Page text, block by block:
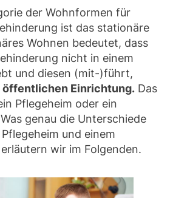
der Wohnformen für
ist das stationäre
Wohnen bedeutet, dass
nicht in einem
und diesen (mit-)führt,
öffentlichen Einrichtung. Das
Pflegeheim oder ein
genau die Unterschiede
und einem
wir im Folgenden.